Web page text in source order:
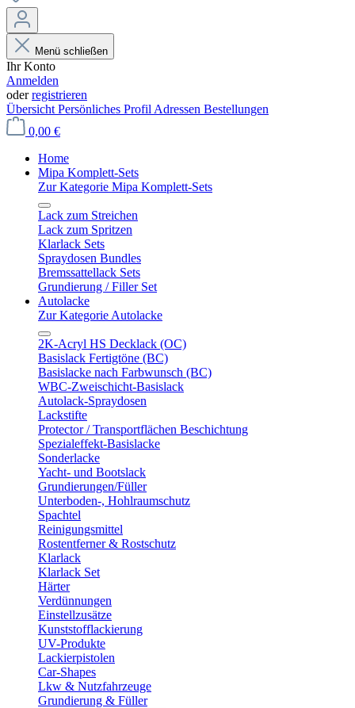
Menü schließen
Ihr Konto
Anmelden
oderregistrieren
Übersicht Persönliches Profil Adressen Bestellungen
0,00 €
Home
Mipa Komplett-Sets
Zur Kategorie Mipa Komplett-Sets
Lack zum Streichen
Lack zum Spritzen
Klarlack Sets
Spraydosen Bundles
Bremssattellack Sets
Grundierung / Filler Set
Autolacke
Zur Kategorie Autolacke
2K-Acryl HS Decklack (OC)
Basislack Fertigtöne (BC)
Basislacke nach Farbwunsch (BC)
WBC-Zweischicht-Basislack
Autolack-Spraydosen
Lackstifte
Protector / Transportflächen Beschichtung
Spezialeffekt-Basislacke
Sonderlacke
Yacht- und Bootslack
Grundierungen/Füller
Unterboden-, Hohlraumschutz
Spachtel
Reinigungsmittel
Rostentferner & Rostschutz
Klarlack
Klarlack Set
Härter
Verdünnungen
Einstellzusätze
Kunststofflackierung
UV-Produkte
Lackierpistolen
Car-Shapes
Lkw & Nutzfahrzeuge
Grundierung & Füller